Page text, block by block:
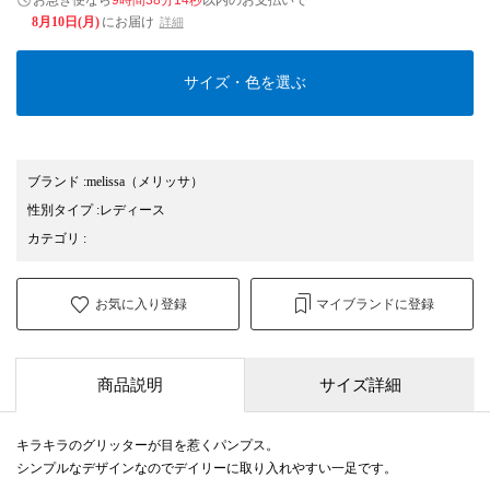
8月10日(月) にお届け 詳細
サイズ・色を選ぶ
ブランド :melissa （メリッサ）
性別タイプ:レディース
カテゴリ :
お気に入り登録 マイブランドに登録
商品説明 サイズ詳細
キラキラのグリッターが目を惹くパンプス。
シンプルなデザインなのでデイリーに取り入れやすい一足です。